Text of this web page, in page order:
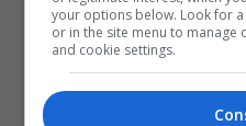
your options below. Look for
or in the site menu to manage
and cookie settings.